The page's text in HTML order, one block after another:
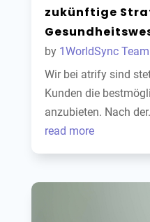
zukünftige
by 1WorldSync Team
Wir bei atrify sind
Kunden die
anzubieten. Nach
read more